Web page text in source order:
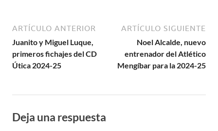
ARTÍCULO ANTERIOR
Juanito y Miguel Luque,
primeros fichajes del CD
Útica 2024-25
ARTÍCULO SIGUIENTE
Noel Alcalde, nuevo
entrenador del Atlético
Mengíbar para la 2024-25
Deja una respuesta